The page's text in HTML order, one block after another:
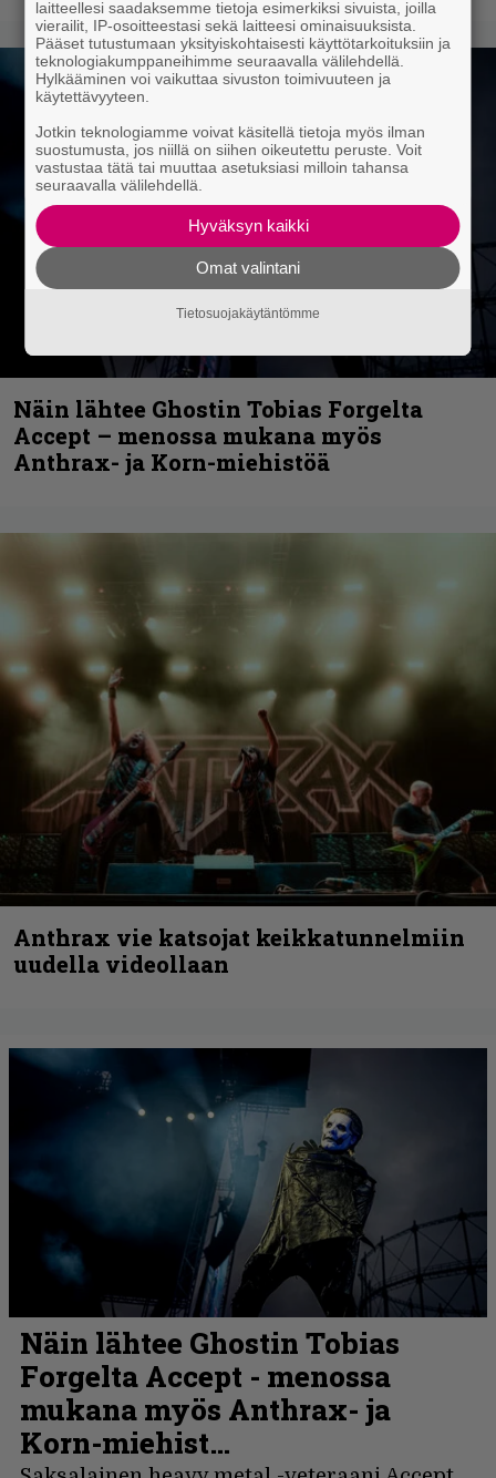
Näin lähtee Ghostin Tobias Forgelta
Accept – menossa mukana myös
Anthrax- ja Korn-miehistöä
Anthrax vie katsojat keikkatunnelmiin
uudella videollaan
laitteellesi saadaksemme tietoja esimerkiksi sivuista, joilla
vierailit, IP-osoitteestasi sekä laitteesi ominaisuuksista.
Pääset tutustumaan yksityiskohtaisesti käyttötarkoituksiin ja
teknologiakumppaneihimme seuraavalla välilehdellä.
Hylkääminen voi vaikuttaa sivuston toimivuuteen ja
käytettävyyteen.
Jotkin teknologiamme voivat käsitellä tietoja myös ilman
suostumusta, jos niillä on siihen oikeutettu peruste. Voit
vastustaa tätä tai muuttaa asetuksiasi milloin tahansa
seuraavalla välilehdellä.
Hyväksyn kaikki
Omat valintani
Tietosuojakäytäntömme